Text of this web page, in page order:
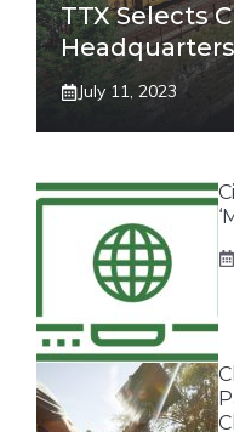
TTX Selects
July 11, 2023